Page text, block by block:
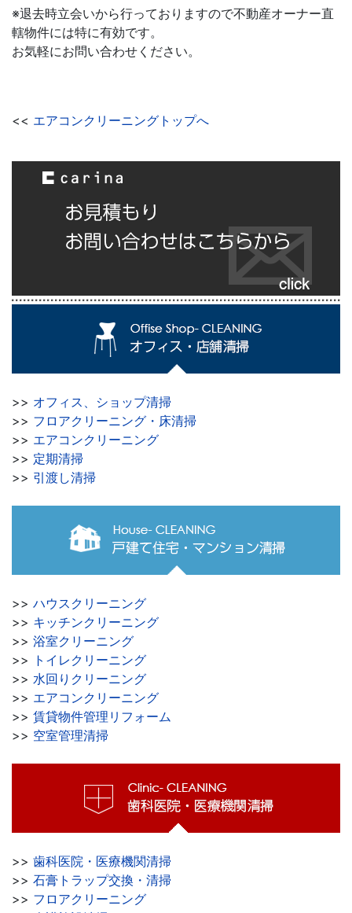
※退去時立会いから行っておりますので不動産オーナー直
轄物件には特に有効です。
お気軽にお問い合わせください。
<< エアコンクリーニングトップへ
>> オフィス、ショップ清掃
>> フロアクリーニング・床清掃
>> エアコンクリーニング
>> 定期清掃
>> 引渡し清掃
>> ハウスクリーニング
>> キッチンクリーニング
>> 浴室クリーニング
>> トイレクリーニング
>> 水回りクリーニング
>> エアコンクリーニング
>> 賃貸物件管理リフォーム
>> 空室管理清掃
>> 歯科医院・医療機関清掃
>> 石膏トラップ交換・清掃
>> フロアクリーニング